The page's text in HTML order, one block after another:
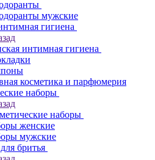
мужские
гигиена
интимная гигиена
косметика и парфюмерия
наборы
наборы
женские
мужские
бритья